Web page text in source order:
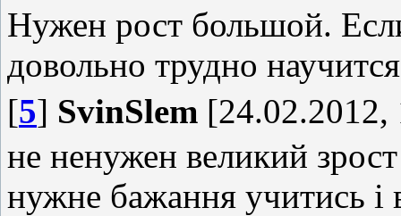
Нужен рост большой.
довольно трудно
[5] SvinSlem [24.02.2012,
не ненужен великий зрост
нужне бажання учитись і